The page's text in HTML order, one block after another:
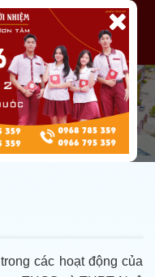
các hoạt động của